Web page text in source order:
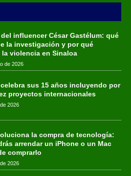
influencer César Gastélum: qué
la investigación y por qué
la violencia en Sinaloa
de 2026
celebra sus 15 años incluyendo por
proyectos internacionales
2026
la compra de tecnología:
arrendar un iPhone o un Mac
comprarlo
2026